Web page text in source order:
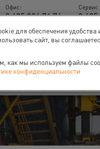
Офис:
8 495 926 76 76
Сервис
8 495
для обеспечения удобства
сайт, вы
как мы используем файлы
конфиденциальности